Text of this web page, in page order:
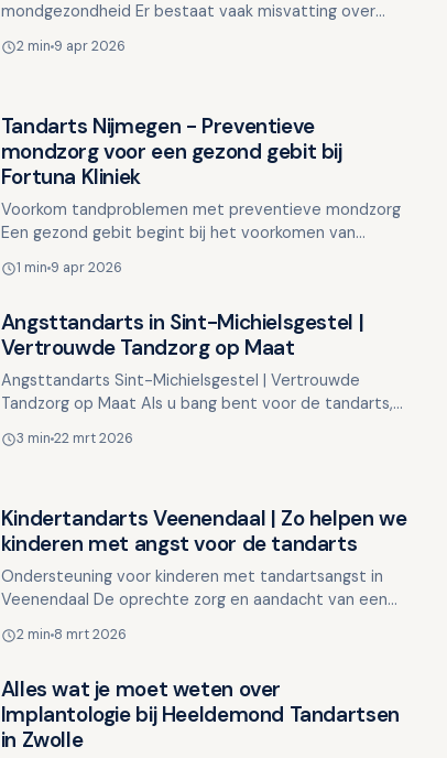
mondgezondheid Er bestaat vaak misvatting over
draait om het sc…
2 min 9 apr 2026
Overig nieuws
Tandarts Nijmegen - Preventieve
mondzorg voor een gezond gebit bij
Fortuna Kliniek
Voorkom tandproblemen met preventieve mondzorg
Een gezond gebit begint bij het voorkomen van
Preventieve mondzorg is …
1 min 9 apr 2026
Overig nieuws
Angsttandarts in Sint-Michielsgestel |
Vertrouwde Tandzorg op Maat
Angsttandarts Sint-Michielsgestel | Vertrouwde
Tandzorg op Maat Als u bang bent voor de tandarts,
tandartsbezoek sp…
3 min 22 mrt 2026
Overig nieuws
Kindertandarts Veenendaal | Zo helpen we
kinderen met angst voor de tandarts
Ondersteuning voor kinderen met tandartsangst in
Veenendaal De oprechte zorg en aandacht van een
tandartsbezoeken …
2 min 8 mrt 2026
Overig nieuws
Alles wat je moet weten over
Implantologie bij Heeldemond Tandartsen
in Zwolle